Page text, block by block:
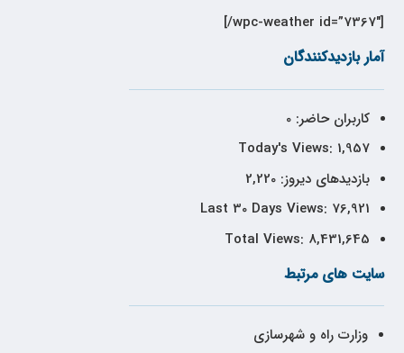
[wpc-weather id=”7367″/]
آمار بازدیدکنندگان
کاربران حاضر:0
Today's Views: 1,957
بازدیدهای دیروز:2,220
Last 30 Days Views: 76,921
Total Views: 8,431,645
سایت های مرتبط
وزارت راه و شهرسازی